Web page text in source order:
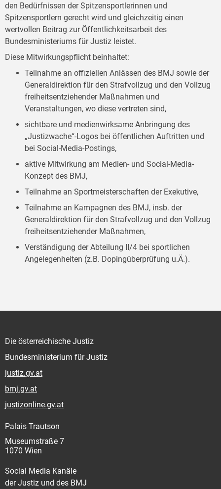
den Bedürfnissen der Spitzensportlerinnen und
Spitzensportlern gerecht wird und gleichzeitig einen
wertvollen Beitrag zur Öffentlichkeitsarbeit des
Bundesministeriums für Justiz leistet.
Diese Mitwirkungspflicht beinhaltet:
Teilnahme an offiziellen Anlässen des BMJ sowie der
Generaldirektion für den Strafvollzug und den Vollzug
freiheitsentziehender Maßnahmen und
Veranstaltungen, wo diese vertreten sind,
sichtbare und medienwirksame Anbringung des
„Justizwache“-Logos bei öffentlichen Auftritten und
bei Social-Media-Postings,
aktive Mitwirkung am Medien- und Social-Media-
Konzept des BMJ,
Teilnahme an Sportmeisterschaften der Exekutive,
Teilnahme an Kampagnen des BMJ, insb. der
Generaldirektion für den Strafvollzug und den Vollzug
freiheitsentziehender Maßnahmen,
Verständigung der Abteilung II/4 bei sportlichen
Angelegenheiten (z.B. Dopingüberprüfung u.Ä.).
Die österreichische Justiz
Bundesministerium für Justiz
justiz.gv.at
bmj.gv.at
justizonline.gv.at
Palais Trautson
Museumstraße 7
1070 Wien
Social Media Kanäle
der Justiz und des BMJ